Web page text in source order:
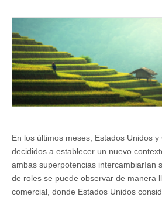
En los últimos meses, Estados Unidos y
decididos a establecer un nuevo
ambas superpotencias intercambiarían
de roles se puede observar de manera
comercial, donde Estados Unidos